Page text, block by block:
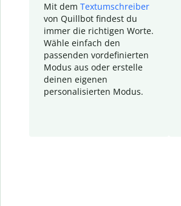
Mit dem Textumschreiber
von Quillbot findest du
immer die richtigen Worte.
Wähle einfach den
passenden vordefinierten
Modus aus oder erstelle
deinen eigenen
personalisierten Modus.